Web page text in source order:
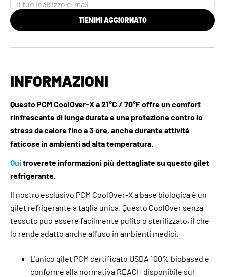
TIENIMI AGGIORNATO
INFORMAZIONI
Questo PCM CoolOver-X a 21°C / 70°F offre un comfort
rinfrescante di lunga durata e una protezione contro lo
stress da calore fino a 3 ore, anche durante attività
faticose in ambienti ad alta temperatura.
Quitroverete informazioni più dettagliate su questo gilet
refrigerante.
Il nostro esclusivo PCM CoolOver-X a base biologica è un
gilet refrigerante a taglia unica. Questo CoolOver senza
tessuto può essere facilmente pulito o sterilizzato, il che
lo rende adatto anche all'uso in ambienti medici.
L'unico gilet PCM certificato USDA 100% biobased e
conforme alla normativa REACH disponibile sul